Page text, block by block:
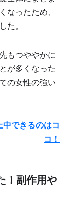
なったため、
た。
もつややかに
が多くなった
の女性の強い
できるのはコ
コ！
！副作用や